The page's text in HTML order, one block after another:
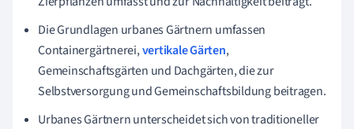
Die Grundlagen urbanes Gärtnern umfassen
Containergärtnerei,vertikale Gärten,
Gemeinschaftsgärten und Dachgärten, die zur
Selbstversorgung und Gemeinschaftsbildung beitragen.
Urbanes Gärtnern unterscheidet sich von traditioneller